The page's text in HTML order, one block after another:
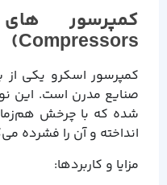
Compressors)
کمپرسور اسکرو یکی از
صنایع مدرن است. این
شده که با چرخش
انداخته و آن را فشرده
مزایا و کاربردها: